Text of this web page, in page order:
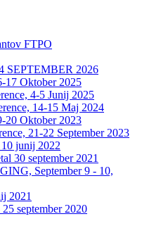
FTPO
SEPTEMBER 2026
17 Oktober 2025
4-5 Junij 2025
14-15 Maj 2024
20 Oktober 2023
21-22 September 2023
junij 2022
30 september 2021
September 9 - 10,
2021
september 2020